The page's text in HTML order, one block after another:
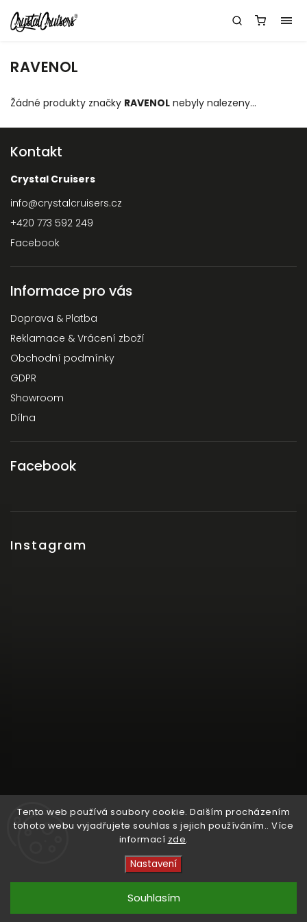
Tento web používá soubory cookie. Dalším procházením
tohoto webu vyjadřujete souhlas s jejich používáním.. Více
informací zde.
Nastavení
Souhlasím
RAVENOL
Žádné produkty značky RAVENOL nebyly nalezeny...
Kontakt
Crystal Cruisers
info@crystalcruisers.cz
+420 773 592 249
Facebook
Informace pro vás
Doprava & Platba
Reklamace & Vrácení zboží
Obchodní podmínky
GDPR
Showroom
Dílna
Facebook
Instagram
Copyright 2026Crystal Cruisers. Všechna práva
vyhrazena.